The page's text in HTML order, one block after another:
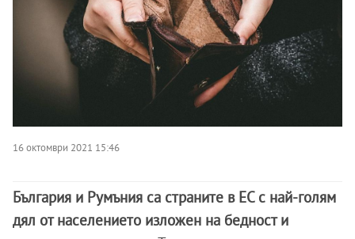
16 октомври 2021 15:46
България и Румъния са страните в ЕС с най-голям
дял от населението изложен на бедност и